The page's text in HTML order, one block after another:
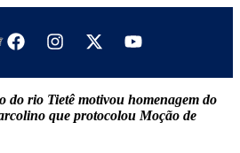
do rio Tietê motivou homenagem do
que protocolou Moção de